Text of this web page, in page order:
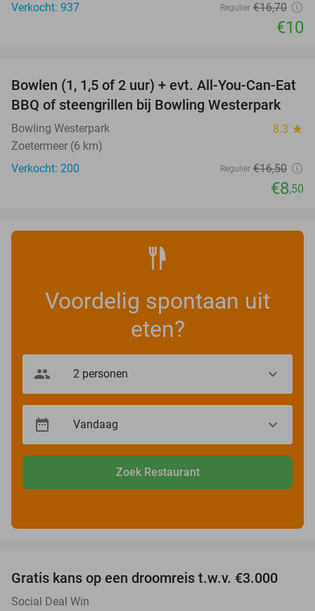
Verkocht: 937
Regulier €16,70
€10
48%
Bowlen (1, 1,5 of 2 uur) + evt. All-You-Can-Eat
BBQ of steengrillen bij Bowling Westerpark
Bowling Westerpark 8.3 star
Zoetermeer (6 km)
Verkocht: 200
Regulier €16,50
€8,50
Voordelig spontaan uit
eten?
Zoek Restaurant
Gratis kans op een droomreis t.w.v. €3.000
Social Deal Win